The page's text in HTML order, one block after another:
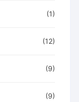
(1)
(12)
(9)
(9)